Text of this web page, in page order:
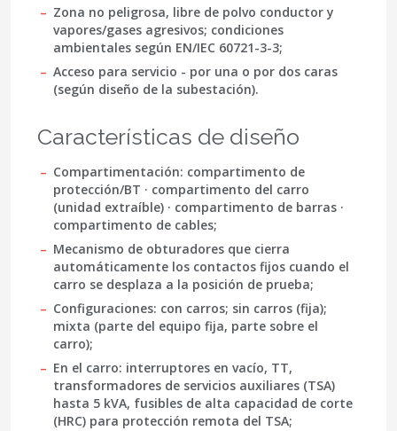
Zona no peligrosa, libre de polvo conductor y
vapores/gases agresivos; condiciones
ambientales según EN/IEC 60721-3-3;
Acceso para servicio - por una o por dos caras
(según diseño de la subestación).
Características de diseño
Compartimentación: compartimento de
protección/BT · compartimento del carro
(unidad extraíble) · compartimento de barras ·
compartimento de cables;
Mecanismo de obturadores que cierra
automáticamente los contactos fijos cuando el
carro se desplaza a la posición de prueba;
Configuraciones: con carros; sin carros (fija);
mixta (parte del equipo fija, parte sobre el
carro);
En el carro: interruptores en vacío, TT,
transformadores de servicios auxiliares (TSA)
hasta 5 kVA, fusibles de alta capacidad de corte
(HRC) para protección remota del TSA;